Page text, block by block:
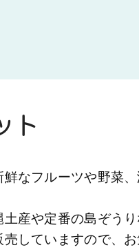
ト
なフルーツや野菜
産や定番の島ぞう
していますので、